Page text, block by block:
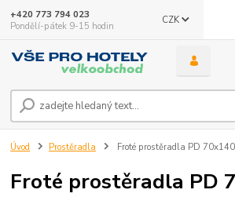
CZK
+420 773 794 023
Pondělí-pátek 9-15 hodin
Úvod Prostěradla Froté prostěradla PD
Froté prostěradla PD